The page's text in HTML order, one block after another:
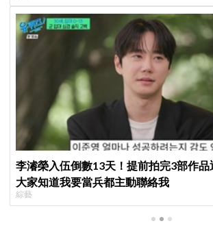
李濬榮入伍倒數13天！提前拍完3部作品
大家知道我要當兵都主動聯絡我
綜藝